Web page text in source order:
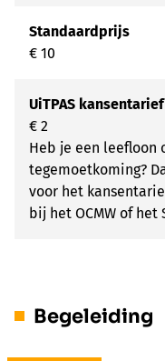
Standaardprijs
€ 10
UiTPAS kansentarief
€ 2
Heb je een leefloon
tegemoetkoming?
voor het
bij het OCMW of
Begeleiding